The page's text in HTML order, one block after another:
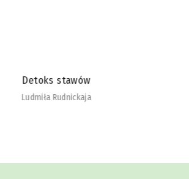
Detoks stawów
Ludmiła Rudnickaja